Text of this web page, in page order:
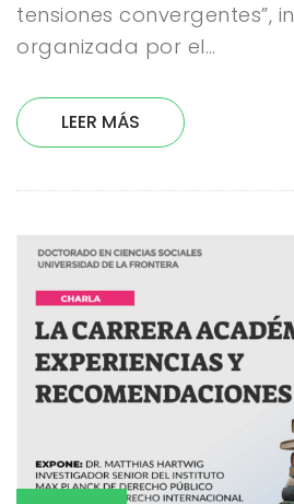
tensiones convergentes”,
organizada por el…
LEER MÁS